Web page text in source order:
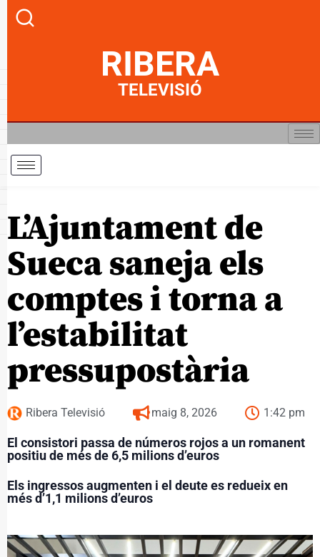
RIBERA
TELEVISIÓ
L’Ajuntament de
Sueca saneja els
comptes i torna a
l’estabilitat
pressupostària
Ribera Televisió maig 8, 2026 1:42 pm
El consistori passa de números rojos a un romanent
positiu de més de 6,5 milions d’euros
Els ingressos augmenten i el deute es redueix en
més d’1,1 milions d’euros